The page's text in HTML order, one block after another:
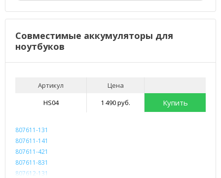
Совместимые аккумуляторы для
ноутбуков
Артикул
Цена
HS04
1 490 руб. Купить
807611-131
807611-141
807611-421
807611-831
807612-131